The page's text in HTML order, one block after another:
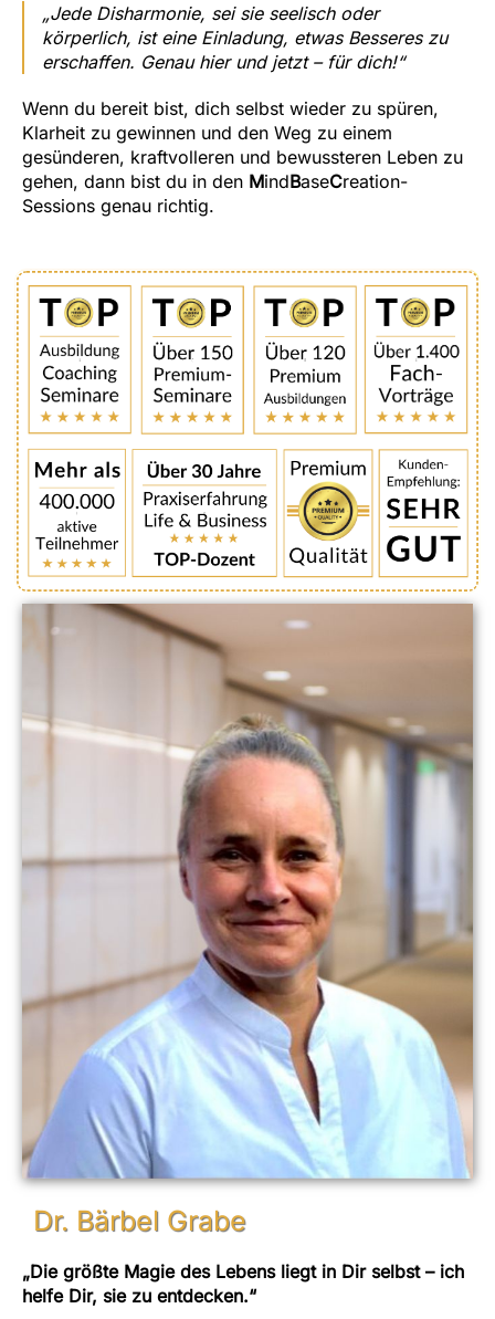
„Jede Disharmonie, sei sie seelisch oder
körperlich, ist eine Einladung, etwas Besseres zu
erschaffen. Genau hier und jetzt – für dich!“
Wenn du bereit bist, dich selbst wieder zu spüren,
Klarheit zu gewinnen und den Weg zu einem
gesünderen, kraftvolleren und bewussteren Leben zu
gehen, dann bist du in den MindBaseCreation-
Sessions genau richtig.
Dr. Bärbel Grabe
„Die größte Magie des Lebens liegt in Dir selbst – ich
helfe Dir, sie zu entdecken.“